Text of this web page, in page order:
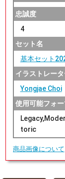
忠誠度
4
セット名
基本セット
イラストレー
Yongjae Choi
使用可能フォー
toric
商品画像について